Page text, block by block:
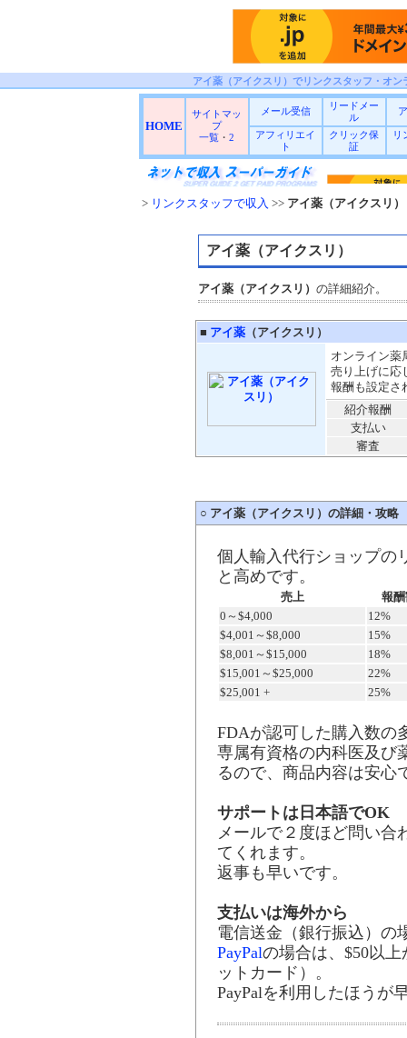
アイ薬（アイクスリ）でリンクスタッフ・オ
HOME
サイトマッ
プ
一覧 ・ 2
メール受信
リードメー
ル
アフィリエイ
ト
クリック保
証
リ
> リンクスタッフで収入 >> アイ薬（アイクスリ）
アイ薬（アイクスリ）
アイ薬（アイクスリ） の詳細紹介。
■ アイ薬 （アイクスリ）
オンライン薬
売り上げに応
報酬も設定さ
紹介報酬
支払い
審査
○ アイ薬（アイクスリ）の詳細・攻略
個人輸入代行ショップの
と高めです。
売上
報
0～$4,000
12%
$4,001～$8,000
15%
$8,001～$15,000
18%
$15,001～$25,000
22%
$25,001 +
25%
FDAが認可した購入数の
専属有資格の内科医及び
るので、商品内容は安心
サポートは日本語でOK
メールで２度ほど問い合
てくれます。
返事も早いです。
支払いは海外から
電信送金（銀行振込）の
PayPalの場合は、$50以
ットカード）。
PayPalを利用したほうが